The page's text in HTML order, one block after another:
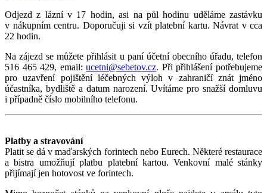
Odjezd z lázní v 17 hodin, asi na půl hodinu uděláme zastávku
v nákupním centru. Doporučuji si vzít platební kartu. Návrat v cca
22 hodin.
Na zájezd se můžete přihlásit u paní účetní obecního úřadu, telefon
516 465 429, email:ucetni@sebetov.cz. Při přihlášení potřebujeme
pro uzavření pojištění léčebných výloh v zahraničí znát jméno
účastníka, bydliště a datum narození. Uvítáme pro snažší domluvu
i případně číslo mobilního telefonu.
Platby a stravování
Platit se dá v maďarských forintech nebo Eurech. Některé restaurace
a bistra umožňují platbu platební kartou. Venkovní malé stánky
přijímají jen hotovost ve forintech.